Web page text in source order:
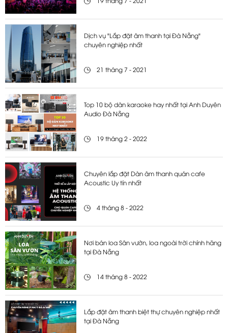
Dịch vụ "Lắp đặt âm thanh tại Đà Nẵng"
chuyên nghiệp nhất
21 tháng 7 - 2021
Top 10 bộ dàn karaoke hay nhất tại Anh Duyên
Audio Đà Nẵng
19 tháng 2 - 2022
Chuyên lắp đặt Dàn âm thanh quán cafe
Acoustic Uy tín nhất
4 tháng 8 - 2022
Nơi bán loa Sân vườn, loa ngoài trời chính hãng
tại Đà Nẵng
14 tháng 8 - 2022
Lắp đặt âm thanh biệt thự chuyên nghiệp nhất
tại Đà Nẵng